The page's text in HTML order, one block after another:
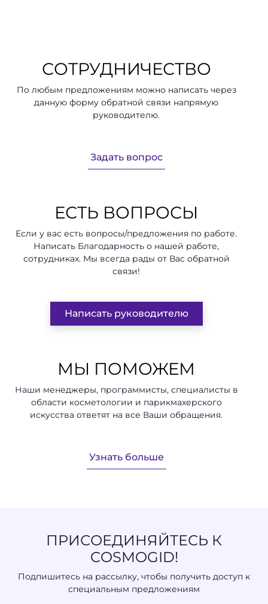
СОТРУДНИЧЕСТВО
По любым предложениям можно написать через
данную форму обратной связи напрямую
руководителю.
Задать вопрос
ЕСТЬ ВОПРОСЫ
Если у вас есть вопросы/предложения по работе.
Написать Благодарность о нашей работе,
сотрудниках. Мы всегда рады от Вас обратной
связи!
Написать руководителю
МЫ ПОМОЖЕМ
Наши менеджеры, программисты, специалисты в
области косметологии и парикмахерского
искусства ответят на все Ваши обращения.
Узнать больше
ПРИСОЕДИНЯЙТЕСЬ К
COSMOGID!
Подпишитесь на рассылку, чтобы получить доступ к
специальным предложениям